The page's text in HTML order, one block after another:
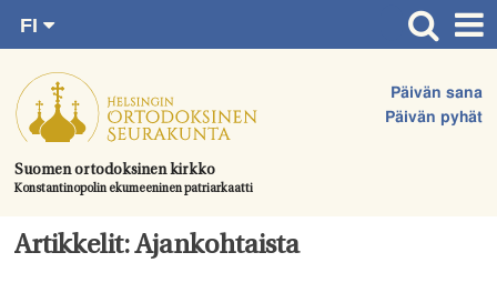
suoraan
sisältöön.
Suomen ortodoksinen kirkko
Konstantinopolin ekumeeninen patriarkaatti
Päivän sana
Päivän pyhät
FI
SV
EN
UA
Etusivu
Ajankohtaista
Juhlat & toimitukset
Kirkot
Artikkelit: Ajankohtaista